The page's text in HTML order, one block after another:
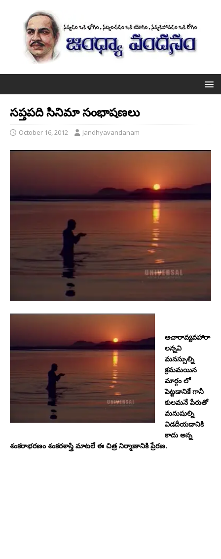
సప్తపది సినిమా సంభాషణలు
October 16, 2012 Jandhyavandanam
ఆచారావ్యవహారా
లన్నవి
మనస్సుల్ని
క్రమమయిన
మార్గం లో
పెట్టడానికే గానీ
కులమనే పేరుతో
మనుషుల్ని
విడదీయడానికి
కాదు అన్న
శంకరాభరణం శంకరశాస్త్రి మాటలే ఈ చిత్ర నిర్మాణానికి ప్రేరణ.